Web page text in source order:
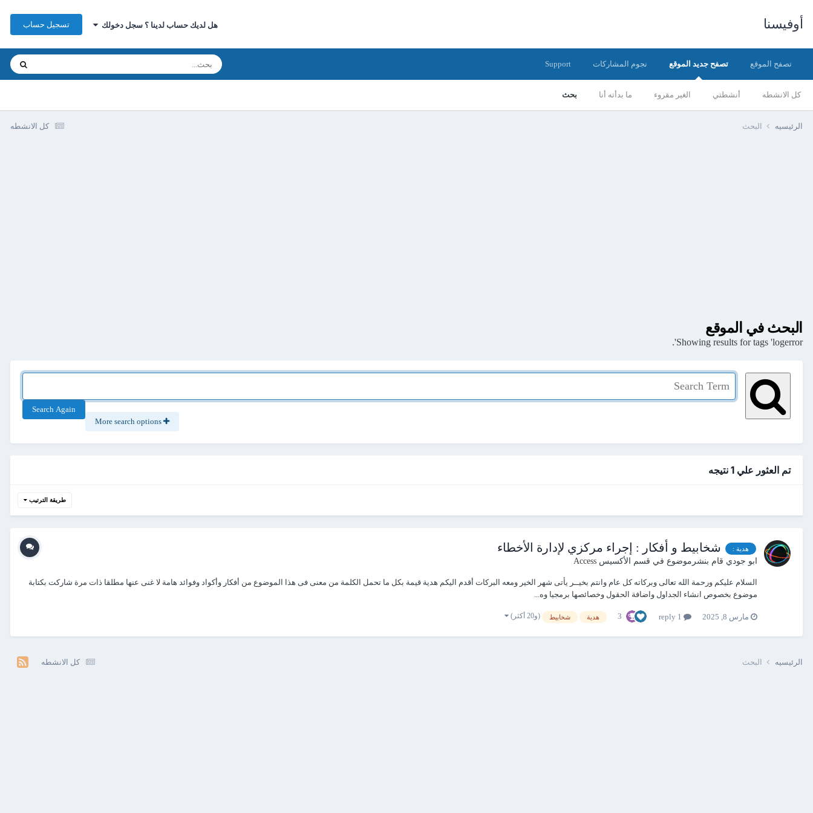
أوفيسنا هل لديك حساب لدينا ؟ سجل دخولك تسجيل حساب
تصفح الموقع تصفح جديد الموقع
كل الانشطه أنشطتي الغير مقروء ما بدأته أنا بحث
نجوم المشاركات Support
كل الانشطه الرئيسيه البحث
البحث في الموقع
Showing results for tags 'logerror'.
Search Again
تم العثور علي 1 نتيجه
طريقة الترتيب
هدية : شخابيط و أفكار : إجراء مركزي لإدارة الأخطاء
ابو جودي قام بنشرموضوع في قسم الأكسيس Access
السلام عليكم ورحمة الله تعالى وبركاته كل عام وانتم بخيــر يأتى شهر الخير ومعه البركات أقدم اليكم هدية قيمة بكل ما تحمل الكلمة من معنى فى هذا الموضوع من أفكار وأكواد وفوائد هامة لا غنى عنها مطلقا ذات مرة شاركت بكتابة
موضوع بخصوص انشاء الجداول واضافة الحقول وخصائصها برمجيا وه...
مارس 8, 2025 3 هدية شخابيط (و20 أكثر)
كل الانشطه الرئيسيه البحث